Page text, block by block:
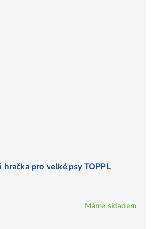
hračka pro velké psy TOPPL
Máme skladem